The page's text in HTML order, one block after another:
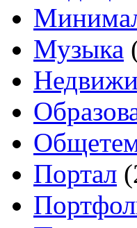
Музыка
Портал